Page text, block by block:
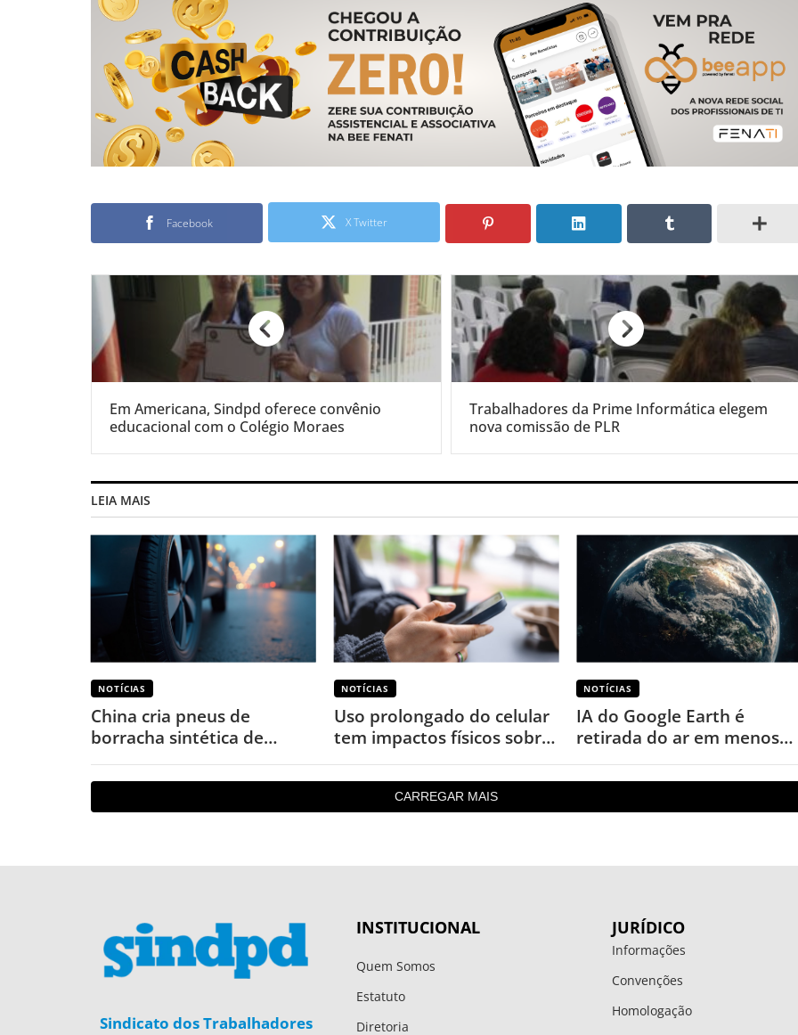
Facebook X Twitter
Em Americana, Sindpd oferece convênio
educacional com o Colégio Moraes
Trabalhadores da Prime Informática elegem
nova comissão de PLR
LEIA MAIS
NOTÍCIAS
China cria pneus de
borracha sintética de
terras-raras para veículos
elétricos
NOTÍCIAS
Uso prolongado do celular
tem impactos físicos sobre
o corpo
NOTÍCIAS
IA do Google Earth é
retirada do ar em menos
de um dia após uso
inesperado
CARREGAR MAIS
Sindicato dos Trabalhadores
INSTITUCIONAL
Quem Somos
Estatuto
Diretoria
JURÍDICO
Informações
Convenções
Homologação